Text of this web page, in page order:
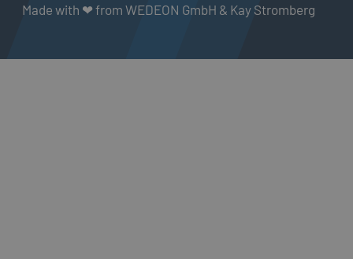
Made with ❤ from WEDEON GmbH & Kay Stromberg